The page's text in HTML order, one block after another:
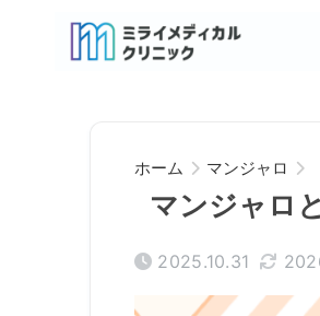
ホーム マンジャロ
マンジャロ
2025.10.31